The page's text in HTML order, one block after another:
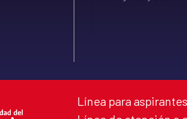
Línea para